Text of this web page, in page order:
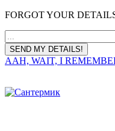
FORGOT YOUR
AAH, WAIT, I